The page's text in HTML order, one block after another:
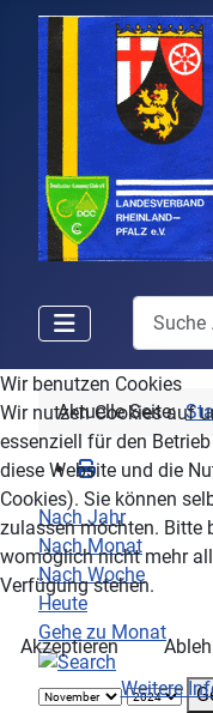
Search
Aktuelle Seite:
Nach Jahr
Nach Monat
Nach Woche
Heute
Gehe zu Monat
Wir benutzen Cookies
Wir nutzen Cookies auf
essenziell für den
diese Website und die
Cookies). Sie können
zulassen möchten. Bitte
womöglich nicht mehr
Verfügung stehen.
Akzeptieren
Weitere